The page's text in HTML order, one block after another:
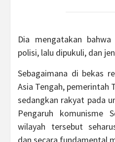
Dia mengatakan
polisi, lalu dipukuli, dan
Sebagaimana di bekas
Asia Tengah, pemerintah
sedangkan rakyat pada
Pengaruh komunisme
wilayah tersebut